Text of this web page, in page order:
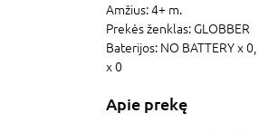
Amžius:4+ m.
Prekės ženklas: GLOBBER
Baterijos: NO BATTERY x 0,
x 0
Apie prekę